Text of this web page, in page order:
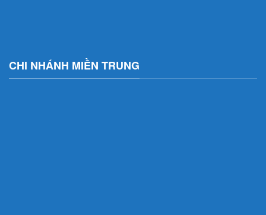
CHI NHÁNH MIỀN TRUNG